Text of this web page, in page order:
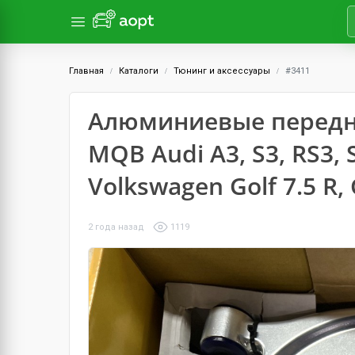
Главная Каталоги Тюнинг и аксессуары #3411
Алюминиевые
MQB Audi A3, S3, RS3,
Volkswagen Golf 7.5 R,
2 года назад 1119